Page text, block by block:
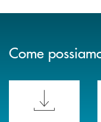
Come
Scopri le funzionalità